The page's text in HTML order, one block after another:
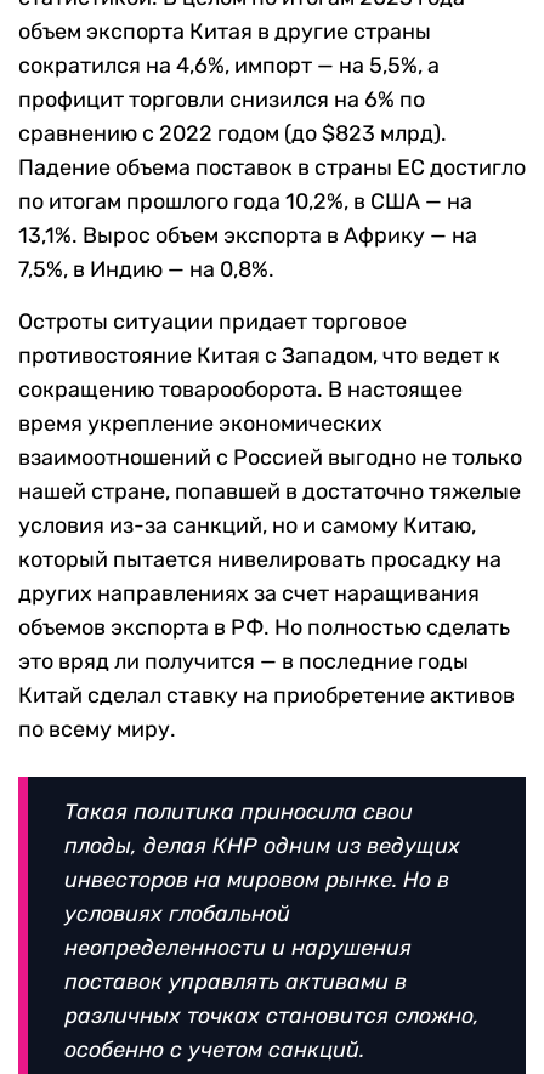
объем экспорта Китая в другие страны
сократился на 4,6%, импорт — на 5,5%, а
профицит торговли снизился на 6% по
сравнению с 2022 годом (до $823 млрд).
Падение объема поставок в страны ЕС достигло
по итогам прошлого года 10,2%, в США — на
13,1%. Вырос объем экспорта в Африку — на
7,5%, в Индию — на 0,8%.
Остроты ситуации придает торговое
противостояние Китая с Западом, что ведет к
сокращению товарооборота. В настоящее
время укрепление экономических
взаимоотношений с Россией выгодно не только
нашей стране, попавшей в достаточно тяжелые
условия из-за санкций, но и самому Китаю,
который пытается нивелировать просадку на
других направлениях за счет наращивания
объемов экспорта в РФ. Но полностью сделать
это вряд ли получится — в последние годы
Китай сделал ставку на приобретение активов
по всему миру.
Такая политика приносила свои
плоды, делая КНР одним из ведущих
инвесторов на мировом рынке. Но в
условиях глобальной
неопределенности и нарушения
поставок управлять активами в
различных точках становится сложно,
особенно с учетом санкций.